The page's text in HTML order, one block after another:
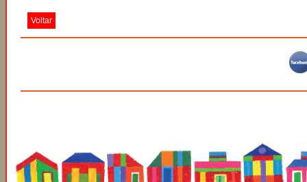
Voltar